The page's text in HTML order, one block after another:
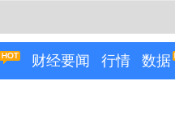
财经要闻 行情 数据